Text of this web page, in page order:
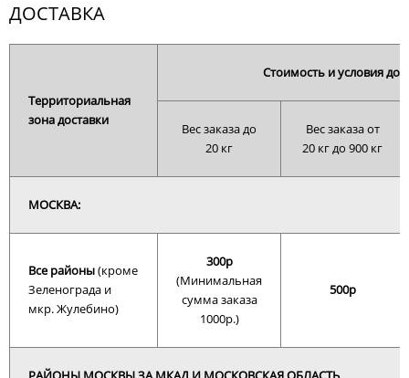
ДОСТАВКА
Территориальная
зона доставки
Стоимость и условия
Вес заказа до
20 кг
Вес заказа от
20 кг до 900 кг
МОСКВА:
Все районы(кроме
Зеленограда и
мкр. Жулебино)
300р
(Минимальная
сумма заказа
1000р.)
500р